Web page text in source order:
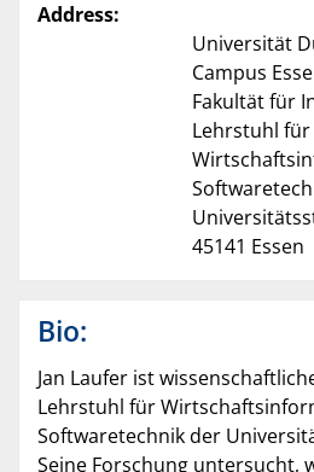
Address:
Universität
Campus
Fakultät für
Lehrstuhl für
45141 Essen
Bio:
Jan Laufer ist
Lehrstuhl für
Softwaretechnik der
Seine Forschung untersucht,